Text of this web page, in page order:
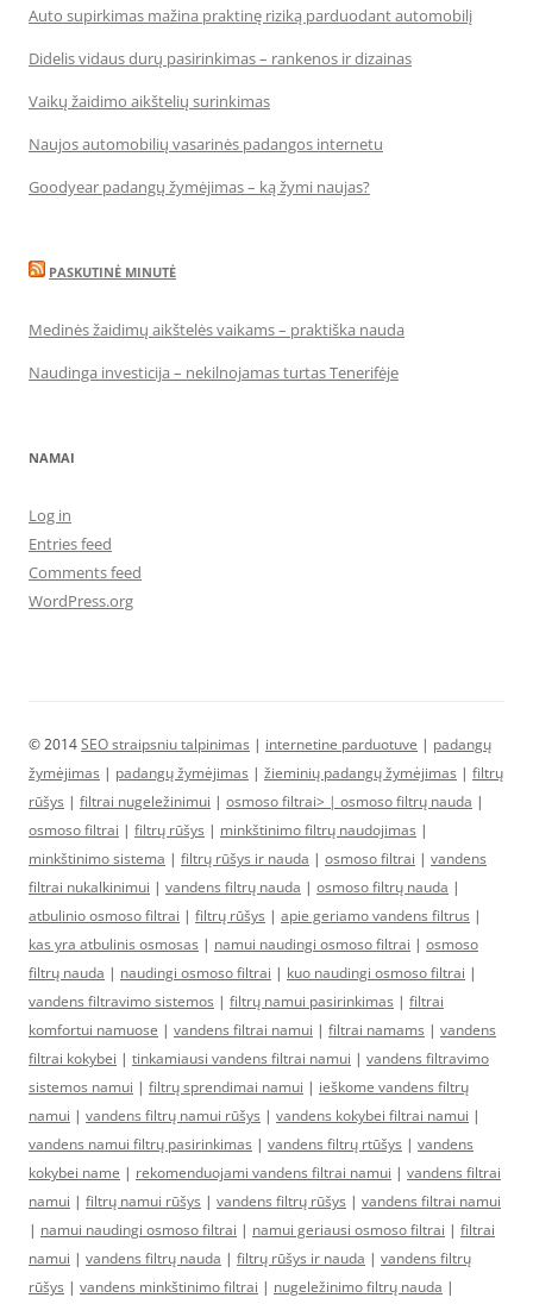
Auto supirkimas mažina praktinę riziką parduodant automobilį
Didelis vidaus durų pasirinkimas – rankenos ir dizainas
Vaikų žaidimo aikštelių surinkimas
Naujos automobilių vasarinės padangos internetu
Goodyear padangų žymėjimas – ką žymi naujas?
PASKUTINĖ MINUTĖ
Medinės žaidimų aikštelės vaikams – praktiška nauda
Naudinga investicija – nekilnojamas turtas Tenerifėje
NAMAI
Log in
Entries feed
Comments feed
WordPress.org
© 2014SEO straipsniu talpinimas | internetine parduotuve | padangų
žymėjimas | padangų žymėjimas | žieminių padangų žymėjimas | filtrų
rūšys | filtrai nugeležinimui | osmoso filtrai> | osmoso filtrų nauda |
osmoso filtrai | filtrų rūšys | minkštinimo filtrų naudojimas |
minkštinimo sistema | filtrų rūšys ir nauda | osmoso filtrai | vandens
filtrai nukalkinimui | vandens filtrų nauda | osmoso filtrų nauda |
atbulinio osmoso filtrai | filtrų rūšys | apie geriamo vandens filtrus |
kas yra atbulinis osmosas | namui naudingi osmoso filtrai | osmoso
filtrų nauda | naudingi osmoso filtrai | kuo naudingi osmoso filtrai |
vandens filtravimo sistemos | filtrų namui pasirinkimas | filtrai
komfortui namuose | vandens filtrai namui | filtrai namams | vandens
filtrai kokybei | tinkamiausi vandens filtrai namui | vandens filtravimo
sistemos namui | filtrų sprendimai namui | ieškome vandens filtrų
namui | vandens filtrų namui rūšys | vandens kokybei filtrai namui |
vandens namui filtrų pasirinkimas | vandens filtrų rtūšys | vandens
kokybei name | rekomenduojami vandens filtrai namui | vandens filtrai
namui | filtrų namui rūšys | vandens filtrų rūšys | vandens filtrai namui
| namui naudingi osmoso filtrai | namui geriausi osmoso filtrai | filtrai
namui | vandens filtrų nauda | filtrų rūšys ir nauda | vandens filtrų
rūšys | vandens minkštinimo filtrai | nugeležinimo filtrų nauda |